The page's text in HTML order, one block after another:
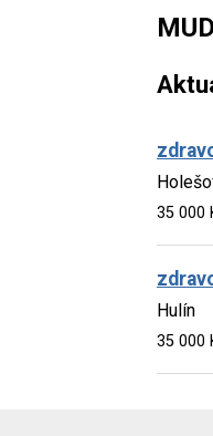
35 000
Hulín
35 000